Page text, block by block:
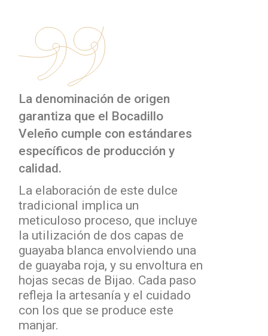
La denominación de origen
garantiza que el Bocadillo
Veleño cumple con estándares
específicos de producción y
calidad.
La elaboración de este dulce
tradicional implica un
meticuloso proceso, que incluye
la utilización de dos capas de
guayaba blanca envolviendo una
de guayaba roja, y su envoltura en
hojas secas de Bijao. Cada paso
refleja la artesanía y el cuidado
con los que se produce este
manjar.